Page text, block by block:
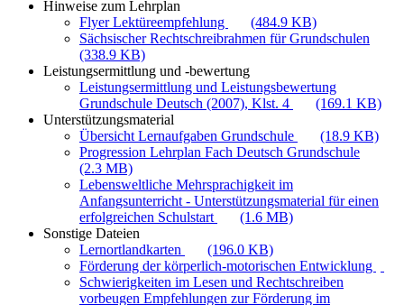
Hinweise zum Lehrplan
Flyer Lektüreempfehlung
(484.9 KB)
Sächsischer Rechtschreibrahmen für Grundschulen
(338.9 KB)
Leistungsermittlung und -bewertung
Leistungsermittlung und Leistungsbewertung
Grundschule Deutsch (2007), Klst. 4
(169.1 KB)
Unterstützungsmaterial
Übersicht Lernaufgaben Grundschule
(18.9 KB)
Progression Lehrplan Fach Deutsch Grundschule
(2.3 MB)
Lebensweltliche Mehrsprachigkeit im
Anfangsunterricht - Unterstützungsmaterial für einen
erfolgreichen Schulstart
(1.6 MB)
Sonstige Dateien
Lernortlandkarten
(196.0 KB)
Förderung der körperlich-motorischen Entwicklung
Schwierigkeiten im Lesen und Rechtschreiben
vorbeugen Empfehlungen zur Förderung im